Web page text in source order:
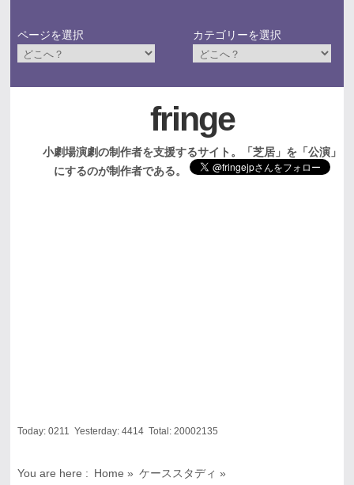
ページを選択 カテゴリーを選択
fringe
小劇場演劇の制作者を支援するサイト。「芝居」を「公演」
にするのが制作者である。
Today: 0211 Yesterday: 4414Total: 20002135
You are here : Home » ケーススタディ »